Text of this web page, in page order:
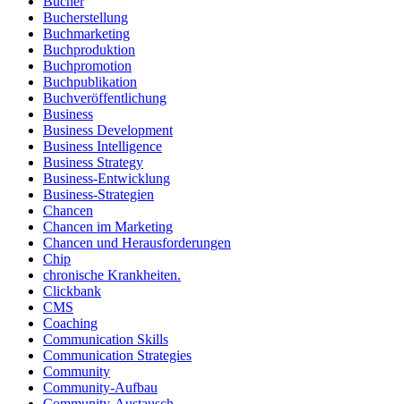
Bucherstellung
Buchmarketing
Buchproduktion
Buchpromotion
Buchpublikation
Buchveröffentlichung
Business
Business Development
Business Intelligence
Business Strategy
Business-Entwicklung
Business-Strategien
Chancen
Chancen im Marketing
Chancen und Herausforderungen
Chip
chronische Krankheiten.
Clickbank
CMS
Coaching
Communication Skills
Communication Strategies
Community
Community-Aufbau